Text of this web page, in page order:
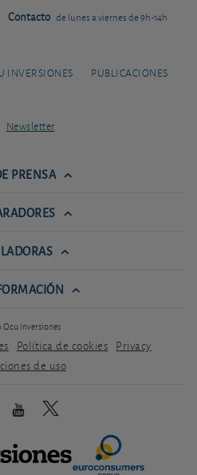
Contacto de lunes a viernes de 9h-14h
INVERSIONES PUBLICACIONES
Newsletter
PRENSA
Ocu Inversiones
Política de cookies Privacy
de uso